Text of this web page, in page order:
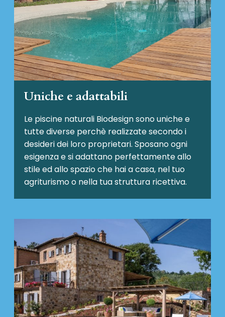
Uniche e adattabili
Le piscine naturali Biodesignsono uniche e
tutte diverse perchè realizzate secondo i
desideri dei loro proprietari. Sposano ogni
esigenza e si adattano perfettamente allo
stile ed allo spazio che hai a casa, nel tuo
agriturismo o nella tua struttura ricettiva.